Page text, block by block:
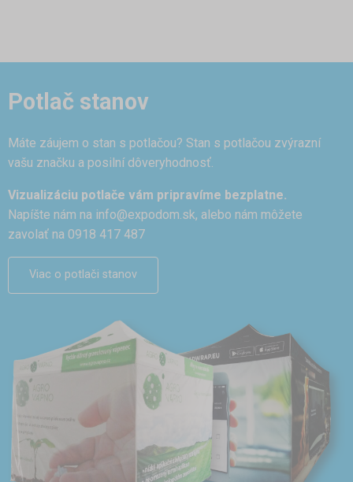
Potlač stanov
Máte záujem o stan s potlačou? Stan s potlačou zvýrazní
vašu značku a posilní dôveryhodnosť.
Vizualizáciu potlače vám pripravíme bezplatne.
Napíšte nám na info@expodom.sk, alebo nám môžete
zavolať na 0918 417 487
Viac o potlači stanov